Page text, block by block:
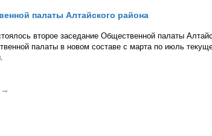
палаты Алтайского района
второе заседание Общественной палаты
палаты в новом составе с марта по июль
→